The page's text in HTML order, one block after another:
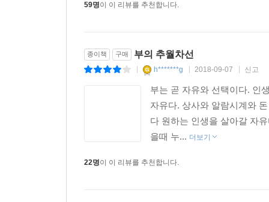
59명이 이 리뷰를 추천합니다.
종이책 구매 부의 추월차선
h*******g 2018-09-07 신고
부는 곧 자유와 선택이다. 인
자유다. 상사와 알람시계와
다 원하는 인생을 살아갈 자
을때 누... 더보기
22명이 이 리뷰를 추천합니다.